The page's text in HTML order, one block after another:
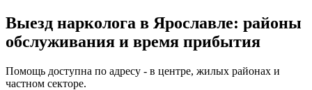
Выезд нарколога в Ярославле: районы
обслуживания и время прибытия
Помощь доступна по адресу - в центре, жилых районах и
частном секторе.